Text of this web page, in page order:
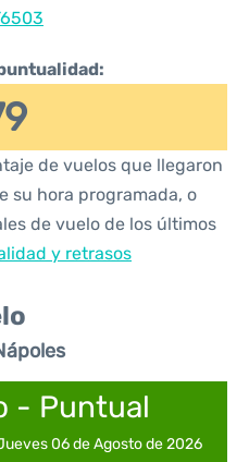
de vuelos que llegaron
su hora programada, o
de vuelo de los últimos
y retrasos
- Puntual
06 de Agosto de 2026